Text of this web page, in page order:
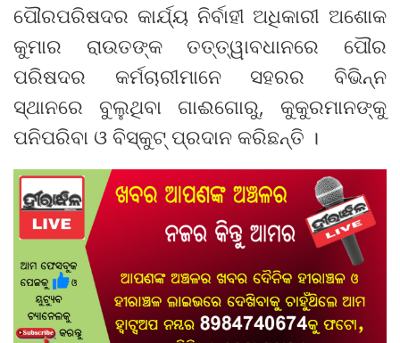
ପୌରପରିଷଦର କାର୍ଯ୍ୟ ନିର୍ବାହୀ ଅଧିକାରୀ ଅଶୋକ
କୁମାର ରାଉତଙ୍କ ତତ୍ତ୍ୱାବଧାନରେ ପୌର
ପରିଷଦର କର୍ମଚାରୀମାନେ ସହରର ବିଭିନ୍ନ
ସ୍ଥାନରେ ବୁଲୁଥିବା ଗାଈଗୋରୁ, କୁକୁରମାନଙ୍କୁ
ପନିପରିବା ଓ ବିସ୍କୁଟ୍ ପ୍ରଦାନ କରିଛନ୍ତି ।